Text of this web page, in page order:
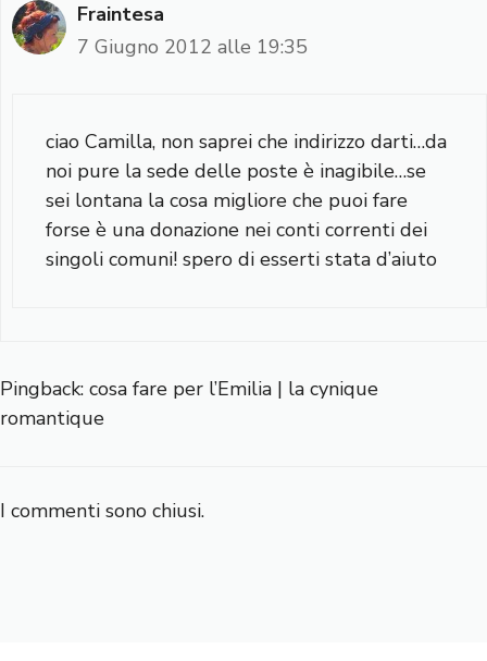
Fraintesa
7 Giugno 2012 alle 19:35
ciao Camilla, non saprei che indirizzo darti…da
noi pure la sede delle poste è inagibile…se
sei lontana la cosa migliore che puoi fare
forse è una donazione nei conti correnti dei
singoli comuni! spero di esserti stata d’aiuto
Pingback: cosa fare per l’Emilia | la cynique
romantique
I commenti sono chiusi.